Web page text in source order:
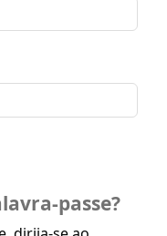
passe?